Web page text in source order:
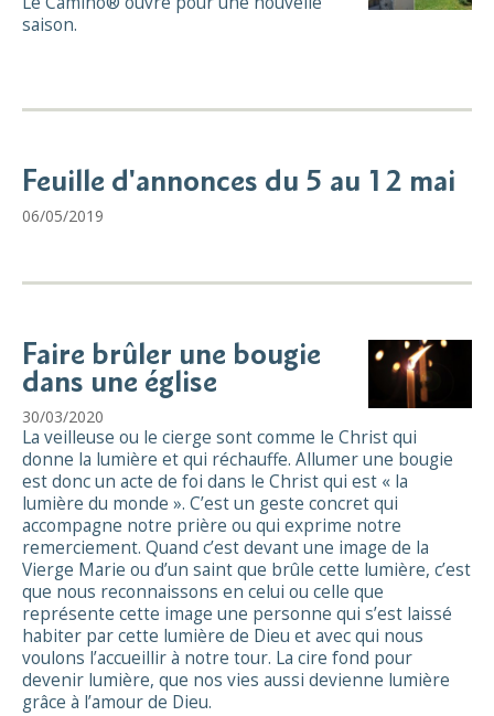
saison.
Feuille d'annonces du 5 au 12 mai
06/05/2019
Faire brûler une bougie
dans une église
30/03/2020
La veilleuse ou le cierge sont comme le Christ qui
donne la lumière et qui réchauffe. Allumer une bougie
est donc un acte de foi dans le Christ qui est « la
lumière du monde ». C’est un geste concret qui
accompagne notre prière ou qui exprime notre
remerciement. Quand c’est devant une image de la
Vierge Marie ou d’un saint que brûle cette lumière, c’est
que nous reconnaissons en celui ou celle que
représente cette image une personne qui s’est laissé
habiter par cette lumière de Dieu et avec qui nous
voulons l’accueillir à notre tour. La cire fond pour
devenir lumière, que nos vies aussi devienne lumière
grâce à l’amour de Dieu.